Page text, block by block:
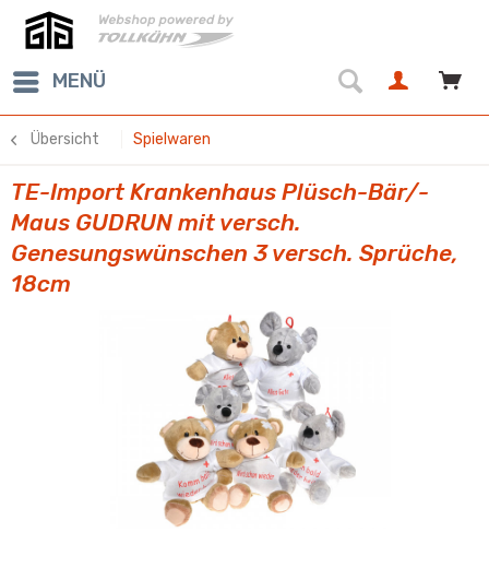
MENÜ
Übersicht Spielwaren
TE-Import Krankenhaus Plüsch-Bär/-
Maus GUDRUN mit versch.
Genesungswünschen 3 versch. Sprüche,
18cm